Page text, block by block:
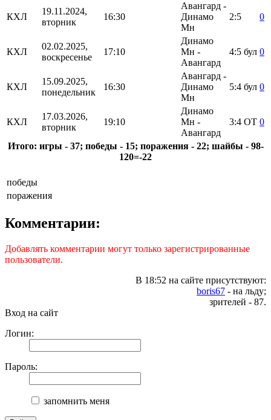
КХЛ
19.11.2024,
вторник
16:30
Авангард -
Динамо
Мн
2:5 0
КХЛ
02.02.2025,
воскресенье
17:10
Динамо
Мн -
Авангард
4:5 бул 0
КХЛ
15.09.2025,
понедельник
16:30
Авангард -
Динамо
Мн
5:4 бул 0
КХЛ
17.03.2026,
вторник
19:10
Динамо
Мн -
Авангард
3:4 ОТ 0
Итого: игры - 37; победы - 15; поражения - 22; шайбы - 98-
120=-22
победы
поражения
Комментарии:
Добавлять комментарии могут только зарегистрированные
пользователи.
В 18:52 на сайте присутствуют:
boris67 - на льду;
зрителей - 87.
Вход на сайт
Логин:
Пароль:
запомнить меня